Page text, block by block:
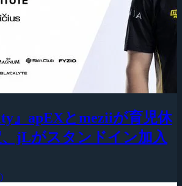
』apEXとmeziiが育児休
jLがスタンドイン加入